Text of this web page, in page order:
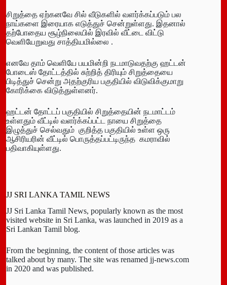
சிறுத்தை ஏற்கனவே சில் வீடுகளில் வளர்க்கப்படும் பல
நாய்களை இரையாக எடுத்துச் சென்றுள்ளது. இதனால்
தற்போதைய சூழ்நிலையில் இரவில் வீட்டை விட்டு
வெளியேறுவது சாத்தியமில்லை .
எனவே தாம் வெளியே பயமின்றி நடமாடுவதற்கு ஹட்டன்
போடைஸ் தோட்டத்தில் சுற்றித் திரியும் சிறுத்தையை
பிடித்துச் சென்று அதற்குரிய பகுதியில் விடுவிக்குமாறு
கோரிக்கை விடுத்துள்ளனர்.
ஹட்டன் தோட்டப் பகுதியில் சிறுத்தையின் நடமாட்டம்
உள்ளதும் வீட்டில் வளர்க்கப்பட்ட நாயை சிறுத்தை
இழுத்துச் செல்வதும் குறித்த பகுதியில் உள்ள ஒரு
ஆசிரியரின் வீட்டில் பொருத்தப்பட்டிருந்த கமராவில்
பதிவாகியுள்ளது.
JJ SRI LANKA TAMIL NEWS
JJ Sri Lanka Tamil News, popularly known as the most
visited website in Sri Lanka, was launched in 2019 as a
Sri Lankan Tamil blog.
From the beginning, the content of those articles was
talked about by many. The site was renamed jj-news.com
in 2020 and was published.